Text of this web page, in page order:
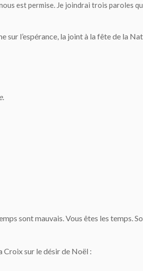
est permise. Je joindrai trois paroles
sur l’espérance, la joint à la fête de la
sont mauvais. Vous êtes les temps.
Croix sur le désir de Noël :